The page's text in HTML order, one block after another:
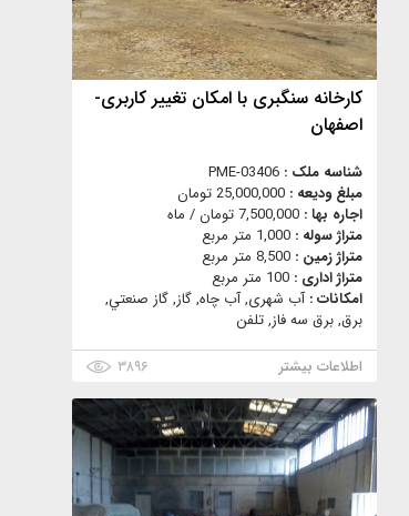
کارخانه سنگبری با امکان تغییر کاربری-
اصفهان
شناسه ملک : PME-03406
مبلغ ودیعه : 25,000,000 تومان
اجاره بها : 7,500,000 تومان / ماه
متراژ سوله : 1,000 متر مربع
متراژ زمین : 8,500 متر مربع
متراژ اداری : 100 متر مربع
امکانات :آب شهری, آب چاه, گاز, گاز صنعتي,
برق, برق سه فاز, تلفن
اطلاعات بیشتر
۳۸۹۶